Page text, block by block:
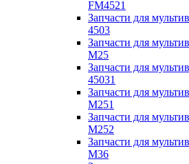
FM4521
Запчасти для
4503
Запчасти для
M25
Запчасти для
45031
Запчасти для
M251
Запчасти для
M252
Запчасти для
M36